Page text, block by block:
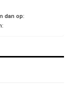
dan op: